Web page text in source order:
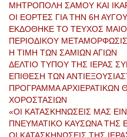
ΜΗΤΡΟΠΟΛΗ ΣΑΜΟΥ ΚΑΙ
ΟΙ ΕΟΡΤΕΣ ΓΙΑ ΤΗΝ 6Η
ΕΚΔΟΘΗΚΕ ΤΟ ΤΕΥΧΟΣ
ΠΕΡΙΟΔΙΚΟΥ ΜΕΤΑΜΟΡΦΩΣΙΣ
Η ΤΙΜΗ ΤΩΝ ΣΑΜΙΩΝ ΑΓΙΩΝ
ΔΕΛΤΙΟ ΤΥΠΟΥ ΤΗΣ ΙΕΡΑΣ
ΕΠΙΘΕΣΗ ΤΩΝ
ΠΡΟΓΡΑΜΜΑ ΑΡΧΙΕΡΑΤΙΚΩΝ
ΧΟΡΟΣΤΑΣΙΩΝ
«ΟΙ ΚΑΤΑΣΚΗΝΩΣΕΙΣ ΜΑΣ
ΠΝΕΥΜΑΤΙΚΟ ΚΑΥΣΩΝΑ ΤΗΣ